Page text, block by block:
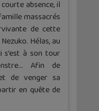
absence, il
massacrés
de cette
Hélas, au
s’est à son tour
Afin de
de venger sa
en quête de